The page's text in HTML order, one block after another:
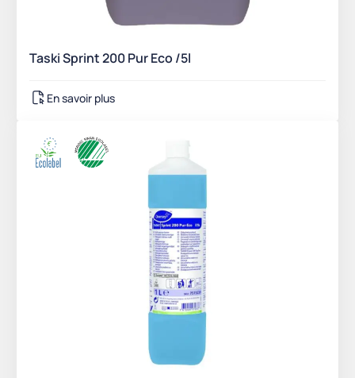
Taski Sprint 200 Pur Eco /5l
En savoir plus